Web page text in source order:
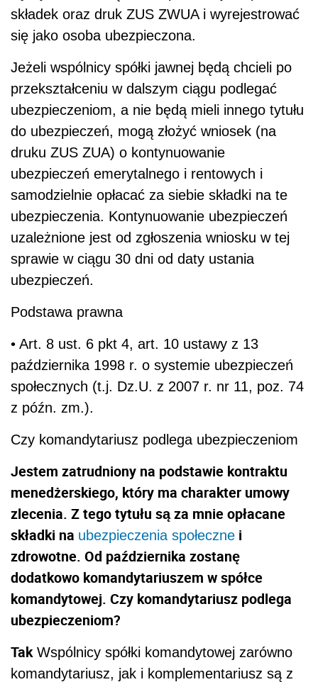
składek oraz druk ZUS ZWUA i wyrejestrować
się jako osoba ubezpieczona.
Jeżeli wspólnicy spółki jawnej będą chcieli po
przekształceniu w dalszym ciągu podlegać
ubezpieczeniom, a nie będą mieli innego tytułu
do ubezpieczeń, mogą złożyć wniosek (na
druku ZUS ZUA) o kontynuowanie
ubezpieczeń emerytalnego i rentowych i
samodzielnie opłacać za siebie składki na te
ubezpieczenia. Kontynuowanie ubezpieczeń
uzależnione jest od zgłoszenia wniosku w tej
sprawie w ciągu 30 dni od daty ustania
ubezpieczeń.
Podstawa prawna
• Art. 8 ust. 6 pkt 4, art. 10 ustawy z 13
października 1998 r. o systemie ubezpieczeń
społecznych (t.j. Dz.U. z 2007 r. nr 11, poz. 74
z późn. zm.).
Czy komandytariusz podlega ubezpieczeniom
Jestem zatrudniony na podstawie kontraktu
menedżerskiego, który ma charakter umowy
zlecenia. Z tego tytułu są za mnie opłacane
składki na ubezpieczenia społeczne i
zdrowotne. Od października zostanę
dodatkowo komandytariuszem w spółce
komandytowej. Czy komandytariusz podlega
ubezpieczeniom?
Tak Wspólnicy spółki komandytowej zarówno
komandytariusz, jak i komplementariusz są z